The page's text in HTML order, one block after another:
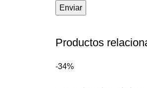
Productos
-34%